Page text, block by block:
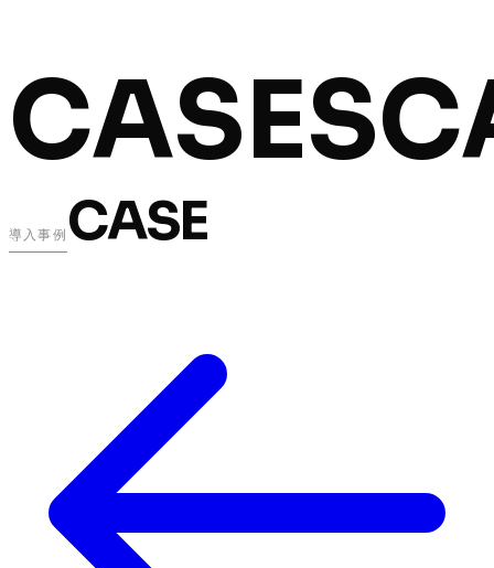
CASES
導入事例 CASE